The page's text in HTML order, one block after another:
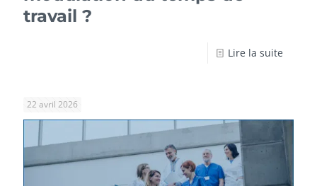
travail ?
Lire la suite
22 avril 2026